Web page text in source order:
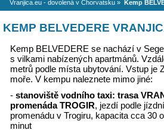
Vranjica.eu - dovolená v Chorvatsku »
KEMP BELVEDERE
Kemp BELVEDERE se
s vilkami nabízených
metrů podle místa ubytování.
moře. V kempu naleznete